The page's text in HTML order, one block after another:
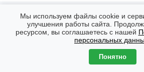
Мы используем файлы cookie и
улучшения работы сайта.
ресурсом, вы соглашаетесь с нашей
персональных
Понятно